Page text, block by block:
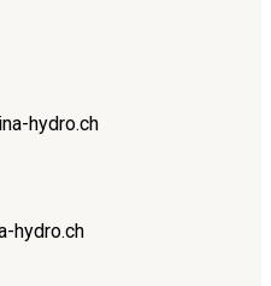
hydro.ch
hydro.ch